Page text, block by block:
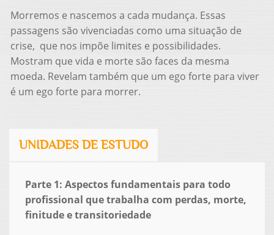
Morremos e nascemos a cada mudança. Essas
passagens são vivenciadas como uma situação de
crise, que nos impõe limites e possibilidades.
Mostram que vida e morte são faces da mesma
moeda. Revelam também que um ego forte para viver
é um ego forte para morrer.
UNIDADES DE ESTUDO
Parte 1: Aspectos fundamentais para todo
profissional que trabalha com perdas, morte,
finitude e transitoriedade